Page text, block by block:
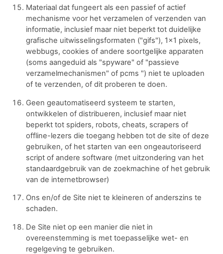
Materiaal dat fungeert als een passief of actief
mechanisme voor het verzamelen of verzenden van
informatie, inclusief maar niet beperkt tot duidelijke
grafische uitwisselingsformaten ("gifs"), 1x1 pixels,
webbugs, cookies of andere soortgelijke apparaten
(soms aangeduid als "spyware" of "passieve
verzamelmechanismen" of pcms ") niet te uploaden
of te verzenden, of dit proberen te doen.
Geen geautomatiseerd systeem te starten,
ontwikkelen of distribueren, inclusief maar niet
beperkt tot spiders, robots, cheats, scrapers of
offline-lezers die toegang hebben tot de site of deze
gebruiken, of het starten van een ongeautoriseerd
script of andere software (met uitzondering van het
standaardgebruik van de zoekmachine of het gebruik
van de internetbrowser)
Ons en/of de Site niet te kleineren of anderszins te
schaden.
De Site niet op een manier die niet in
overeenstemming is met toepasselijke wet- en
regelgeving te gebruiken.